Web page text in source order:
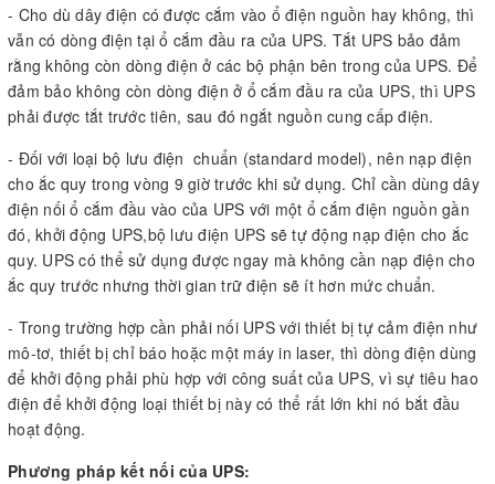
- Cho dù dây điện có được cắm vào ổ điện nguồn hay không, thì
vẫn có dòng điện tại ổ cắm đầu ra của UPS. Tắt UPS bảo đảm
rằng không còn dòng điện ở các bộ phận bên trong của UPS. Ðể
đảm bảo không còn dòng điện ở ổ cắm đầu ra của UPS, thì UPS
phải được tắt trước tiên, sau đó ngắt nguồn cung cấp điện.
- Ðối với loại bộ lưu điện chuẩn (standard model), nên nạp điện
cho ắc quy trong vòng 9 giờ trước khi sử dụng. Chỉ cần dùng dây
điện nối ổ cắm đầu vào của UPS với một ổ cắm điện nguồn gần
đó, khởi động UPS,bộ lưu điện UPS sẽ tự động nạp điện cho ắc
quy. UPS có thể sử dụng được ngay mà không cần nạp điện cho
ắc quy trước nhưng thời gian trữ điện sẽ ít hơn mức chuẩn.
- Trong trường hợp cần phải nối UPS với thiết bị tự cảm điện như
mô-tơ, thiết bị chỉ báo hoặc một máy in laser, thì dòng điện dùng
để khởi động phải phù hợp với công suất của UPS, vì sự tiêu hao
điện để khởi động loại thiết bị này có thể rất lớn khi nó bắt đầu
hoạt động.
Phương pháp kết nối của UPS: